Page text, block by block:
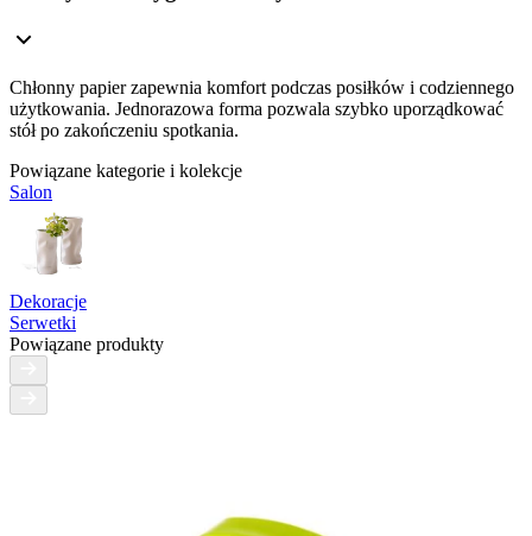
Chłonny papier zapewnia komfort podczas posiłków i codziennego
użytkowania. Jednorazowa forma pozwala szybko uporządkować
stół po zakończeniu spotkania.
Powiązane kategorie i kolekcje
Salon
Dekoracje
Serwetki
Powiązane produkty